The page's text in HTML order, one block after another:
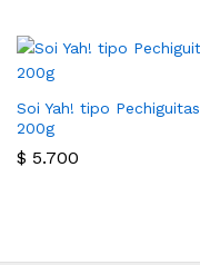
Soi Yah! tipo Pechiguitas
200g
$ 5.700